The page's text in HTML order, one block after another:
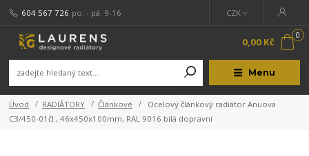
Menu
CZK
604 567 726 po. - pá. 9-16
0
0,00 Kč
Úvod RADIÁTORY Článkové
Ocelový článkový radiátor Anuova
C3/450-01čl., 46x450x100mm, RAL 9016 bílá dopravní